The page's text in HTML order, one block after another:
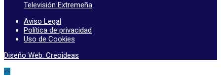
Televisión Extremeña
Aviso Legal
Política de privacidad
Uso de Cookies
Diseño Web: Creoideas